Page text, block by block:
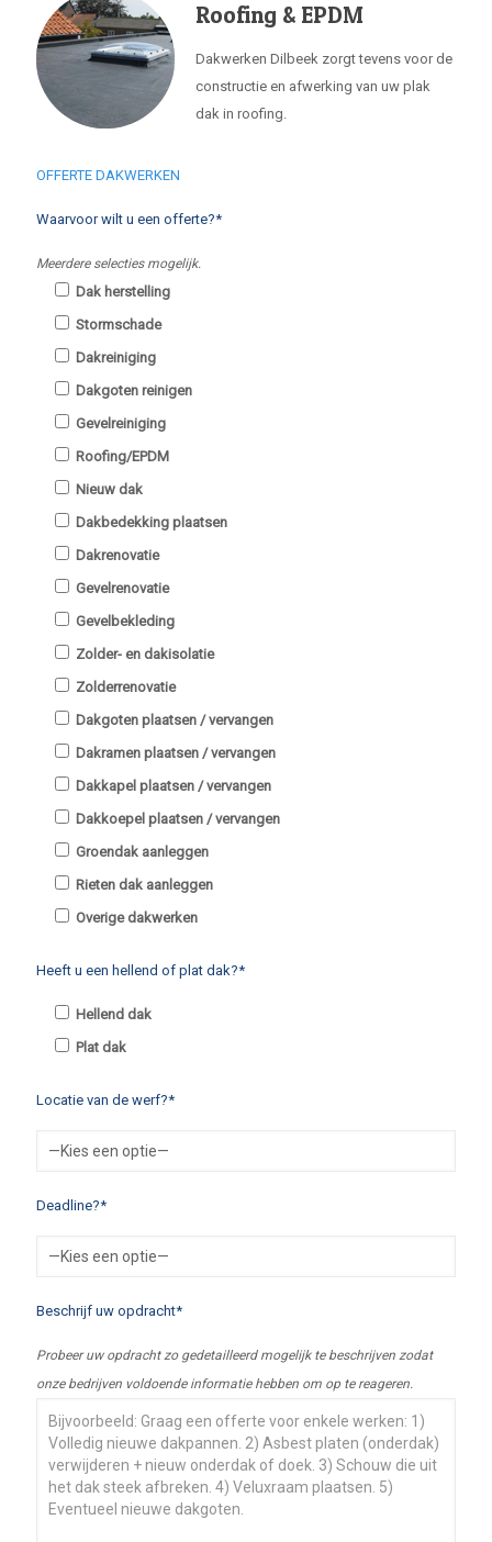
Roofing & EPDM
Dakwerken Dilbeek zorgt tevens voor de
constructie en afwerking van uw plak
dak in roofing.
OFFERTE DAKWERKEN
Waarvoor wilt u een offerte?*
Meerdere selecties mogelijk.
Dak herstelling
Stormschade
Dakreiniging
Dakgoten reinigen
Gevelreiniging
Roofing/EPDM
Nieuw dak
Dakbedekking plaatsen
Dakrenovatie
Gevelrenovatie
Gevelbekleding
Zolder- en dakisolatie
Zolderrenovatie
Dakgoten plaatsen / vervangen
Dakramen plaatsen / vervangen
Dakkapel plaatsen / vervangen
Dakkoepel plaatsen / vervangen
Groendak aanleggen
Rieten dak aanleggen
Overige dakwerken
Heeft u een hellend of plat dak?*
Hellend dak
Plat dak
Locatie van de werf?*
Deadline?*
Beschrijf uw opdracht*
Probeer uw opdracht zo gedetailleerd mogelijk te beschrijven zodat
onze bedrijven voldoende informatie hebben om op te reageren.